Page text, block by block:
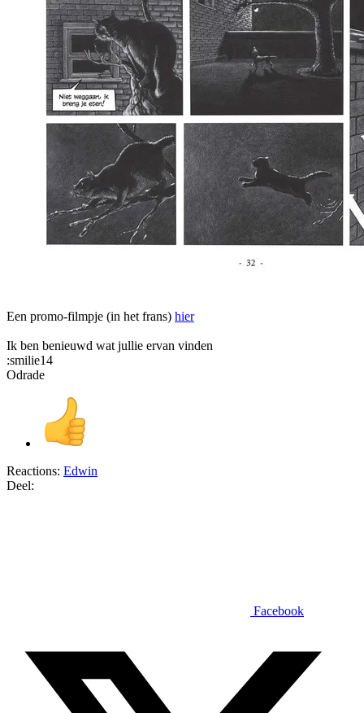
Een promo-filmpje (in het frans) hier
Ik ben benieuwd wat jullie ervan vinden
:smilie14
Odrade
Reactions: Edwin
Deel:
Facebook